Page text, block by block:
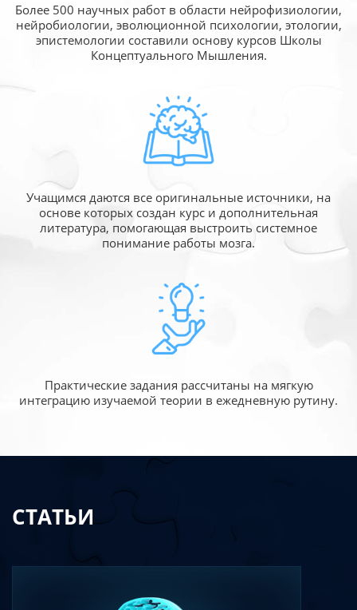
Более 500 научных работ в области нейрофизиологии,
нейробиологии, эволюционной психологии, этологии,
эпистемологии составили основу курсов Школы
Концептуального Мышления.
Учащимся даются все оригинальные источники, на
основе которых создан курс и дополнительная
литература, помогающая выстроить системное
понимание работы мозга.
Практические задания рассчитаны на мягкую
интеграцию изучаемой теории в ежедневную рутину.
СТАТЬИ